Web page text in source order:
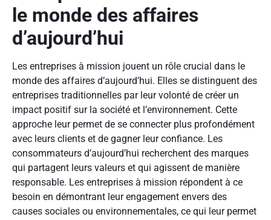
le monde des affaires
d’aujourd’hui
Les entreprises à mission jouent un rôle crucial dans le
monde des affaires d’aujourd’hui. Elles se distinguent des
entreprises traditionnelles par leur volonté de créer un
impact positif sur la société et l’environnement. Cette
approche leur permet de se connecter plus profondément
avec leurs clients et de gagner leur confiance. Les
consommateurs d’aujourd’hui recherchent des marques
qui partagent leurs valeurs et qui agissent de manière
responsable. Les entreprises à mission répondent à ce
besoin en démontrant leur engagement envers des
causes sociales ou environnementales, ce qui leur permet